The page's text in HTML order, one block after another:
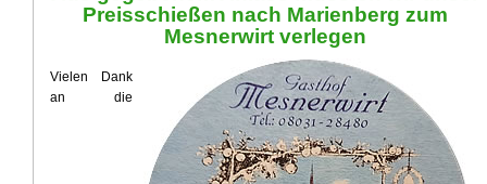
Preisschießen nach Marienberg zum
Mesnerwirt verlegen
Vielen Dank
an die